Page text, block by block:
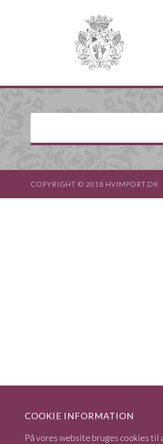
COPYRIGHT © 2018 HVIMPORT.DK
COOKIE INFORMATION
På vores website bruges cookies